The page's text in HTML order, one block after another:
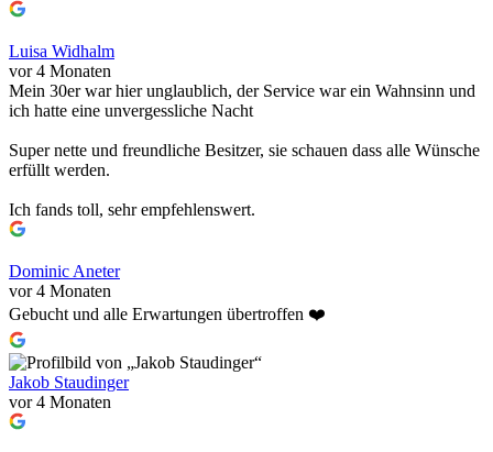
Luisa Widhalm
vor 4 Monaten
Mein 30er war hier unglaublich, der Service war ein Wahnsinn und
ich hatte eine unvergessliche Nacht
Super nette und freundliche Besitzer, sie schauen dass alle Wünsche
erfüllt werden.
Ich fands toll, sehr empfehlenswert.
Dominic Aneter
vor 4 Monaten
Gebucht und alle Erwartungen übertroffen ❤️
Jakob Staudinger
vor 4 Monaten